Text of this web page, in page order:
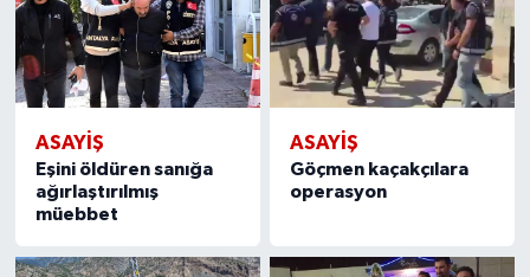
ASAYİŞ
Eşini öldüren sanığa
ağırlaştırılmış
müebbet
ASAYİŞ
Göçmen kaçakçılara
operasyon